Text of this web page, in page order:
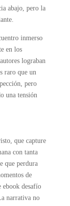
abajo, pero la
inmerso
en los
lograban
raro que un
pero
una tensión
que capture
con tanta
que perdura
de
desafío
narrativa no